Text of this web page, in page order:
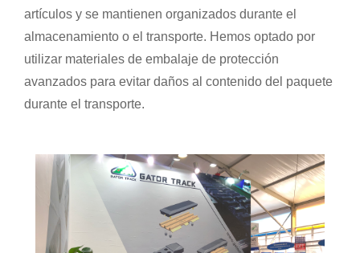
artículos y se mantienen organizados durante el
almacenamiento o el transporte. Hemos optado por
utilizar materiales de embalaje de protección
avanzados para evitar daños al contenido del paquete
durante el transporte.